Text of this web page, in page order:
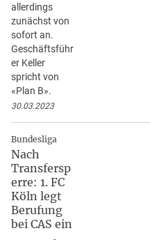
allerdings
zunächst von
sofort an.
Geschäftsführ
er Keller
spricht von
«Plan B».
30.03.2023
Bundesliga
Nach
Transfersp
erre: 1. FC
Köln legt
Berufung
bei CAS ein